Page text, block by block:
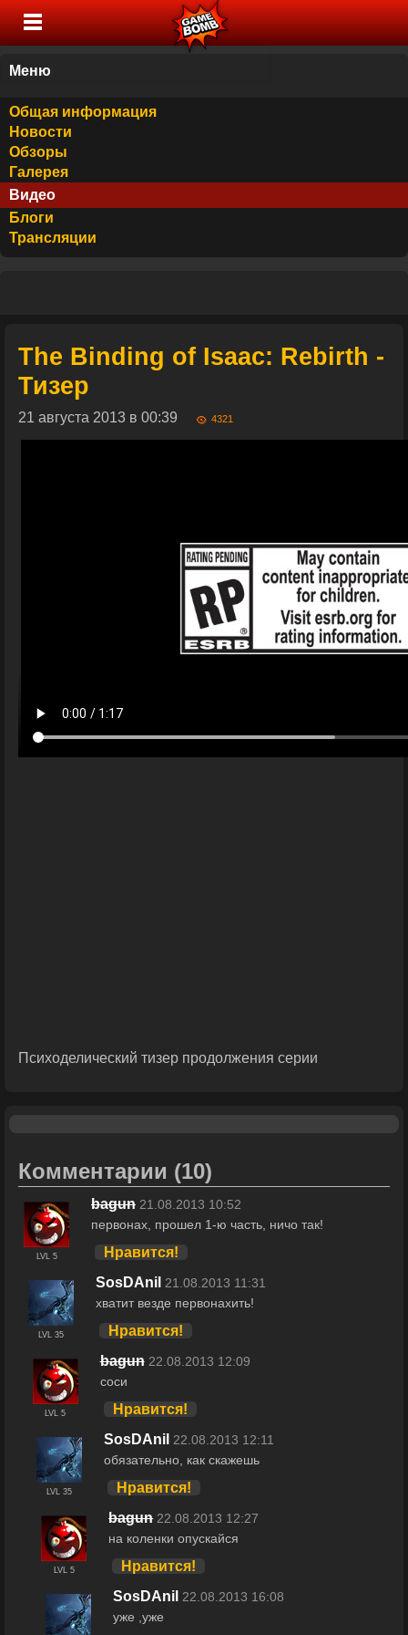
Меню
Общая информация
Новости
Обзоры
Галерея
Видео
Блоги
Трансляции
The Binding of Isaac: Rebirth -
Тизер
21 августа 2013 в 00:39 4321
Психоделический тизер продолжения серии
Комментарии (10)
LVL 5
bagun 21.08.2013 10:52
первонах, прошел 1-ю часть, ничо так!
Нравится!
LVL 35
SosDAnil 21.08.2013 11:31
хватит везде первонахить!
Нравится!
LVL 5
bagun 22.08.2013 12:09
соси
Нравится!
LVL 35
SosDAnil 22.08.2013 12:11
обязательно, как скажешь
Нравится!
LVL 5
bagun 22.08.2013 12:27
на коленки опускайся
Нравится!
SosDAnil 22.08.2013 16:08
уже ,уже